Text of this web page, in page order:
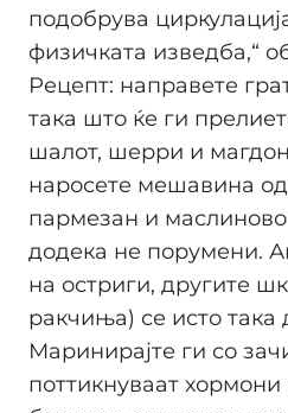
подобрува
физичката изведба,“
Рецепт: направете
така што ќе ги
шалот, шерри и
наросете мешавина
пармезан и
додека не порумени.
на остриги, другите
ракчиња) се исто така
Маринирајте ги со
поттикнуваат